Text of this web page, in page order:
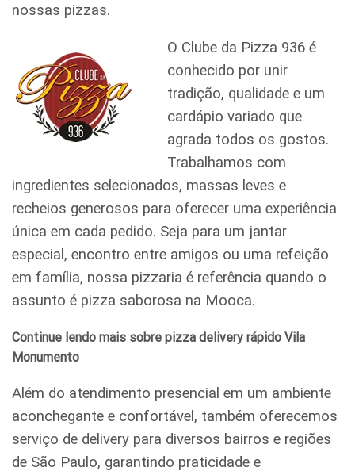
nossas pizzas.
O Clube da Pizza 936 é
conhecido por unir
tradição, qualidade e um
cardápio variado que
agrada todos os gostos.
Trabalhamos com
ingredientes selecionados, massas leves e
recheios generosos para oferecer uma experiência
única em cada pedido. Seja para um jantar
especial, encontro entre amigos ou uma refeição
em família, nossa pizzaria é referência quando o
assunto é pizza saborosa na Mooca.
Continue lendo mais sobre pizza delivery rápido Vila
Monumento
Além do atendimento presencial em um ambiente
aconchegante e confortável, também oferecemos
serviço de delivery para diversos bairros e regiões
de São Paulo, garantindo praticidade e